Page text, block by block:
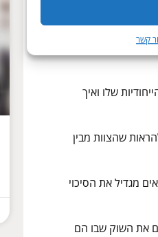
קשר
ולכן חשוב לדעת
שלו ואיך
שהצוות מבין
מגדיל את הסיכוי
את השוק שבו הם